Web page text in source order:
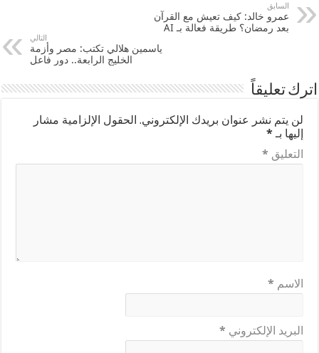
السابق
عمرو خالد: كيف تعيش مع القرآن
بعد رمضان؟ طريقة فعالة بـ AI
التالي
ياسمين هلالي تكتب: مصر وأزمة
الخليج الرابعة.. دور فاعل
اترك تعليقاً
لن يتم نشر عنوان بريدك الإلكتروني. الحقول الإلزامية مشار
إليها بـ*
التعليق *
الاسم *
البريد الإلكتروني *